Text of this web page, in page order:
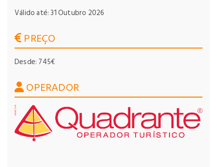
Válido até: 31 Outubro 2026
PREÇO
Desde: 745€
OPERADOR